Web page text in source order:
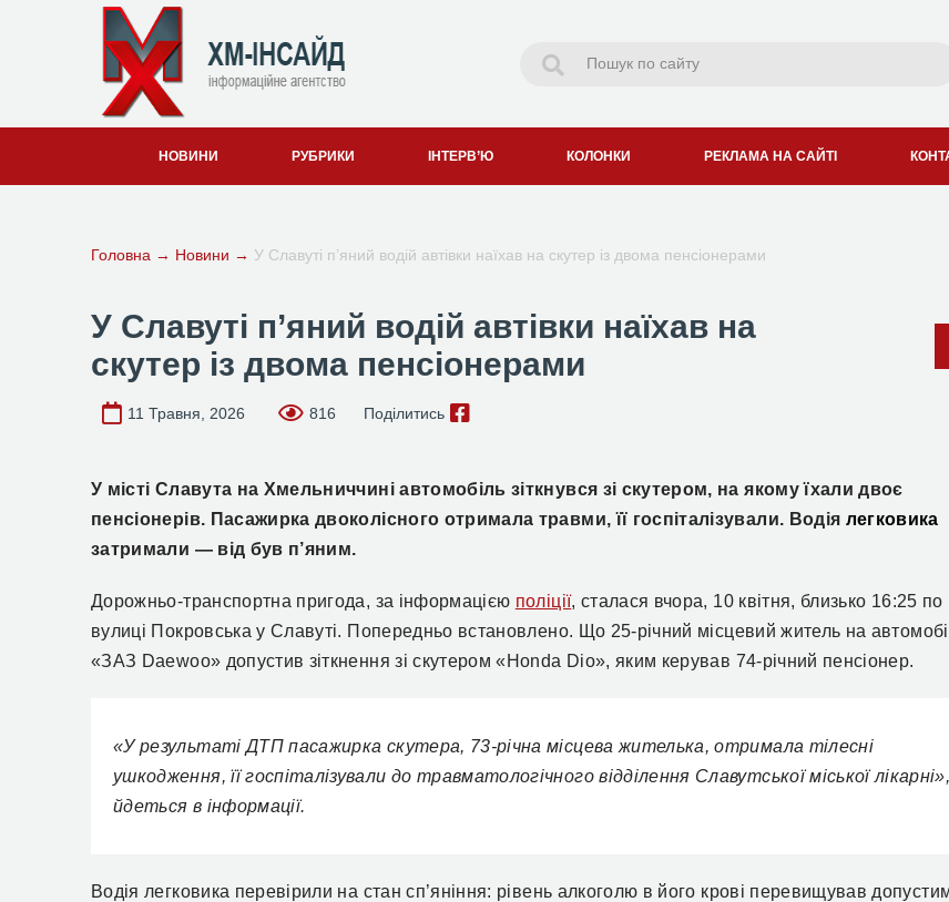
НОВИНИ РУБРИКИ ІНТЕРВ’Ю КОЛОНКИ РЕКЛАМА НА САЙТІ
Головна → Новини → У Славуті п’яний водій автівки наїхав на скутер із двома пенсіонерами
У Славуті п’яний водій автівки наїхав на
скутер із двома пенсіонерами
11 Травня, 2026 816 Поділитись
У місті Славута на Хмельниччиніавтомобіль зіткнувся зі скутером, на якому їхали двоє
пенсіонерів. Пасажиркадвоколісного отримала травми, її госпіталізували. Водія легковика
затримали — від був п’яним.
Дорожньо-транспортна пригода, за інформацією поліції, сталася вчора, 10 квітня, близько 16:25 по
вулиці Покровська у Славуті. Попередньо встановлено. Що 25-річний місцевий житель на
«ЗАЗ Daewoo» допустив зіткнення зі скутером «Honda Dio», яким керував 74-річний пенсіонер.
«У результаті ДТП пасажирка скутера, 73-річна місцева жителька, отримала тілесні
ушкодження, її госпіталізували до травматологічного відділення Славутської міської
йдеться в інформації.
Водія легковика перевірили на стан сп’яніння: рівень алкоголю в його крові перевищував